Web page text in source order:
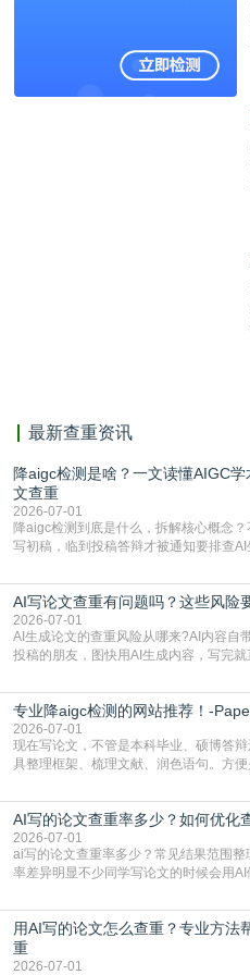
最新查重资讯
降aigc检测是啥？一文读懂AIGC
文查重
2026-07-01
降aigc检测到底是什么，拆解核心概念
写初稿，临到投稿答辩才被通知要排查
怕是已经入行的科研人员，不少人也搞
准。其实，降aigc检测是伴随AIGC工具
了满足现在高校、期刊对AI生
AI写论文查重有问题吗？这些风险
2026-07-01
AI生成论文的查重风险从哪来?AI内容自
投稿的朋友，图快用AI生成内容，写完
自带不可忽视的查重风险。AI训练依赖
于训练数据的概率拼接，不是从零开始
有的高频公共表述，甚至直接拼接已经公
专业降aigc检测的网站推荐！-
2026-07-01
现在写论文，不管是本科毕业、硕博答
具整理框架、梳理文献、润色语句。方
五遍还是过不了预检测的大有人在，这
站，就能少走好多弯路。PaperPass：
容的学术合规痛点去年帮一个本科师弟改
AI写的论文查重率多少？如何优化
2026-07-01
ai写的论文查重率多少？常见结果范围
率差异明显不少同学写论文的时候会用
实际情况和大家想的不太一样。AI训练
内容本质是按照语义概率拼接已有内容
直接引用整段已有内容，所以查重率偏高
用AI写的论文怎么查重？专业方法
重
2026-07-01